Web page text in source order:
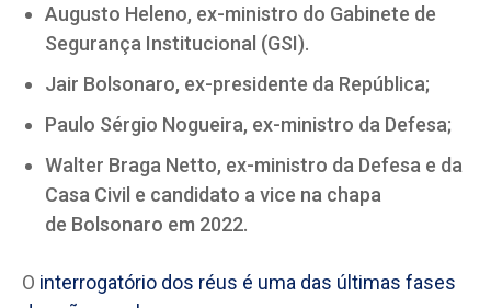
Augusto Heleno, ex-ministro do Gabinete de
Segurança Institucional (GSI).
Jair Bolsonaro, ex-presidente da República;
Paulo Sérgio Nogueira, ex-ministro da Defesa;
Walter Braga Netto, ex-ministro da Defesa e da
Casa Civil e candidato a vice na chapa
de Bolsonaro em 2022.
O interrogatório dos réus é uma das últimas fases